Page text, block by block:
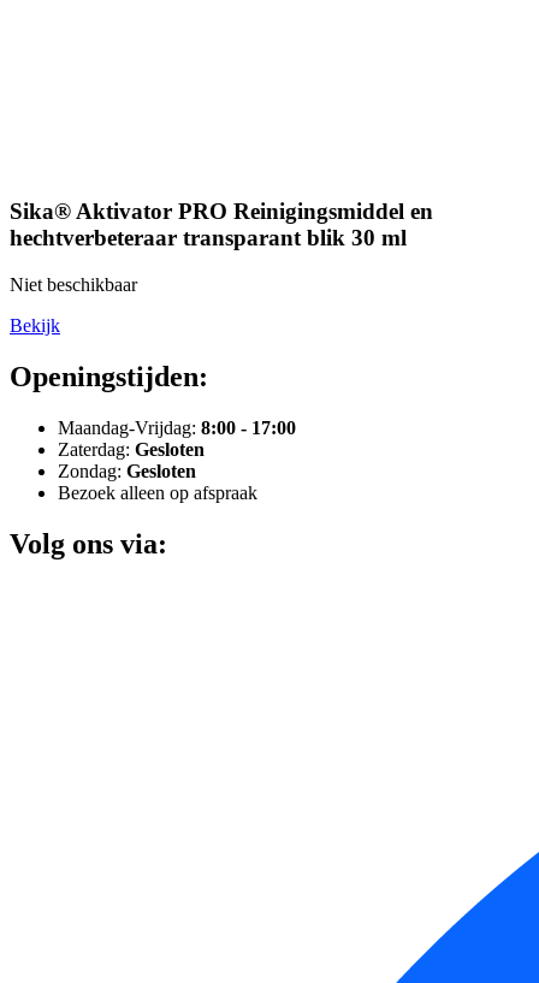
Sika® Aktivator PRO Reinigingsmiddel en
hechtverbeteraar transparant blik 30 ml
Niet beschikbaar
Bekijk
Openingstijden:
Maandag-Vrijdag: 8:00 - 17:00
Zaterdag: Gesloten
Zondag: Gesloten
Bezoek alleen op afspraak
Volg ons via: